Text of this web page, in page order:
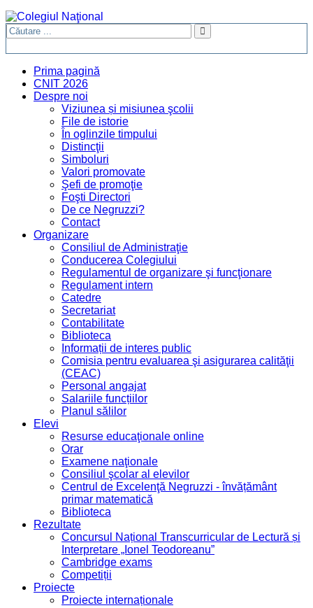
Prima pagină
CNIT 2026
Despre noi
Viziunea și misiunea şcolii
File de istorie
În oglinzile timpului
Distincţii
Simboluri
Valori promovate
Şefi de promoţie
Foşti Directori
De ce Negruzzi?
Contact
Organizare
Consiliul de Administraţie
Conducerea Colegiului
Regulamentul de organizare şi funcţionare
Regulament intern
Catedre
Secretariat
Contabilitate
Biblioteca
Informații de interes public
Comisia pentru evaluarea şi asigurarea calităţii
(CEAC)
Personal angajat
Salariile funcțiilor
Planul sălilor
Elevi
Resurse educaţionale online
Orar
Examene naţionale
Consiliul şcolar al elevilor
Centrul de Excelenţă Negruzzi - învățământ
primar matematică
Biblioteca
Rezultate
Concursul Național Transcurricular de Lectură și
Interpretare „Ionel Teodoreanu”
Cambridge exams
Competiții
Proiecte
Proiecte internaționale